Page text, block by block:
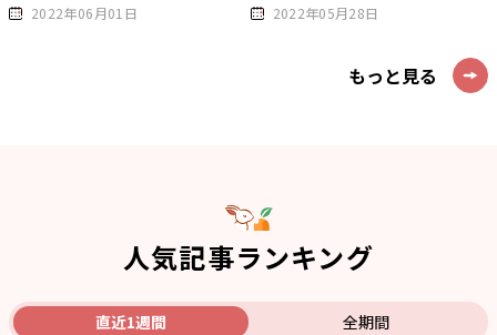
2022年06月01日
2022年05月28日
もっと見る
人気記事ランキング
直近1週間 全期間